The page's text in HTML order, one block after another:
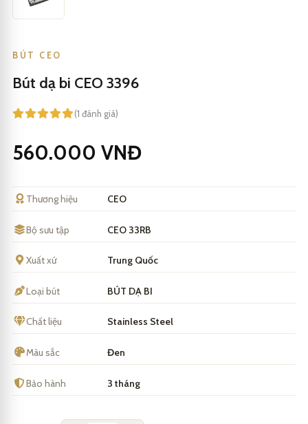
BÚT CEO
Bút dạ bi CEO 3396
(1 đánh giá)
560.000 VNĐ
Thương hiệu CEO
Bộ sưu tập CEO 33RB
Xuất xứ Trung Quốc
Loại bút BÚT DẠ BI
Chất liệu Stainless Steel
Màu sắc Đen
Bảo hành 3 tháng